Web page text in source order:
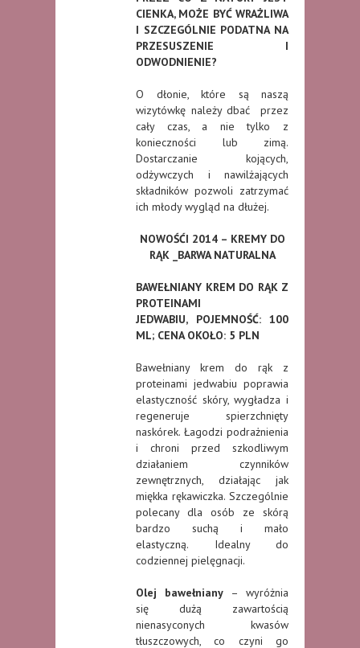
CIENKA, MOŻE BYĆ WRAŻLIWA
I SZCZEGÓLNIE PODATNA NA
PRZESUSZENIE I
ODWODNIENIE?
O dłonie, które są naszą
wizytówkę należy dbać przez
cały czas, a nie tylko z
konieczności lub zimą.
Dostarczanie kojących,
odżywczych i nawilżających
składników pozwoli zatrzymać
ich młody wygląd na dłużej.
NOWOŚĆI 2014 – KREMY DO
RĄK _BARWA NATURALNA
BAWEŁNIANY KREM DO RĄK Z
PROTEINAMI
JEDWABIU, POJEMNOŚĆ: 100
ML; CENA OKOŁO: 5 PLN
Bawełniany krem do rąk z
proteinami jedwabiu poprawia
elastyczność skóry, wygładza i
regeneruje spierzchnięty
naskórek. Łagodzi podrażnienia
i chroni przed szkodliwym
działaniem czynników
zewnętrznych, działając jak
miękka rękawiczka. Szczególnie
polecany dla osób ze skórą
bardzo suchą i mało
elastyczną. Idealny do
codziennej pielęgnacji.
Olej bawełniany – wyróżnia
się dużą zawartością
nienasyconych kwasów
tłuszczowych, co czyni go